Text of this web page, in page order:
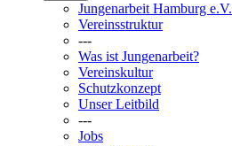
Jungenarbeit Hamburg e.V.
Vereinsstruktur
---
Was ist Jungenarbeit?
Vereinskultur
Schutzkonzept
Unser Leitbild
---
Jobs